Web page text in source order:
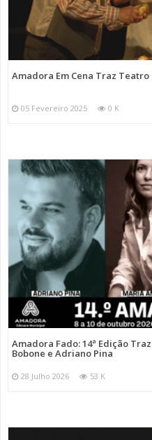
Amadora Em Cena Traz
05 Fevereiro 2025 0 K
Amadora Fado: 14ª Edição
Bobone e Adriano Pina
28 Julho 2026 53 K